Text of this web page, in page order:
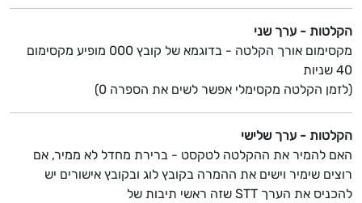
הקלטות - ערך שני
מקסימום אורך הקלטה - בדוגמא של קובץ 000 מופיע מקסימום
40 שניות
(לזמן הקלטה מקסימלי אפשר לשים את הספרה 0)
הקלטות - ערך שלישי
האם להמיר את ההקלטה לטקסט - ברירת מחדל לא ממיר, אם
רוצים שימיר וישים את ההמרה בקובץ לוג ובקובץ אישורים יש
להכניס את הערך STT שזה ראשי תיבות של